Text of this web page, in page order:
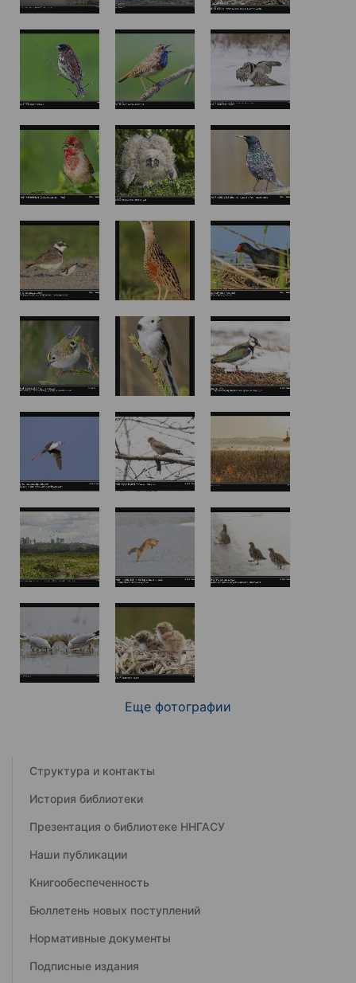
Еще фотографии
Структура и контакты
История библиотеки
Презентация о библиотеке ННГАСУ
Наши публикации
Книгообеспеченность
Бюллетень новых поступлений
Нормативные документы
Подписные издания